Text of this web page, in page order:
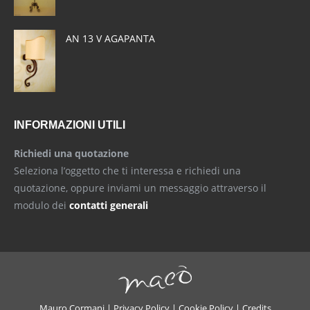
AN 13 V AGAPANTA
INFORMAZIONI UTILI
Richiedi una quotazione
Seleziona l’oggetto che ti interessa e richiedi una
quotazione, oppure inviami un messaggio attraverso il
modulo dei contatti generali